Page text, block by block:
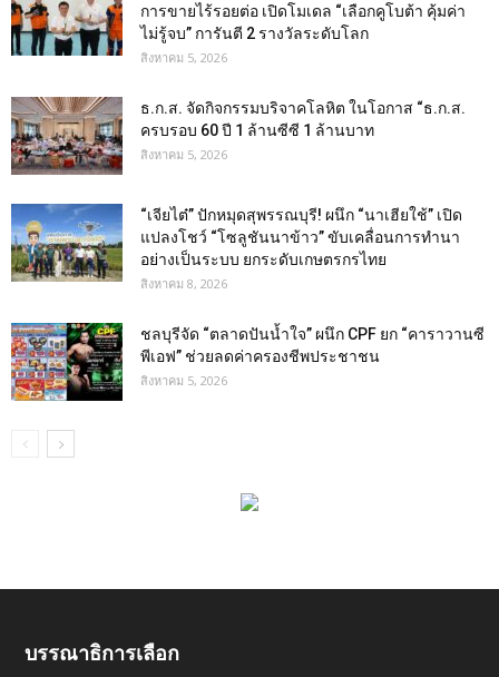
การขายไร้รอยต่อ เปิดโมเดล “เลือกคูโบต้า คุ้มค่า
ไม่รู้จบ” การันตี 2 รางวัลระดับโลก
สิงหาคม 5, 2026
ธ.ก.ส. จัดกิจกรรมบริจาคโลหิต ในโอกาส “ธ.ก.ส.
ครบรอบ 60 ปี 1 ล้านซีซี 1 ล้านบาท
สิงหาคม 5, 2026
“เจียไต๋” ปักหมุดสุพรรณบุรี! ผนึก “นาเฮียใช้” เปิด
แปลงโชว์ “โซลูชันนาข้าว” ขับเคลื่อนการทำนา
อย่างเป็นระบบ ยกระดับเกษตรกรไทย
สิงหาคม 8, 2026
ชลบุรีจัด “ตลาดปันน้ำใจ” ผนึก CPF ยก “คาราวานซี
พีเอฟ” ช่วยลดค่าครองชีพประชาชน
สิงหาคม 5, 2026
บรรณาธิการเลือก